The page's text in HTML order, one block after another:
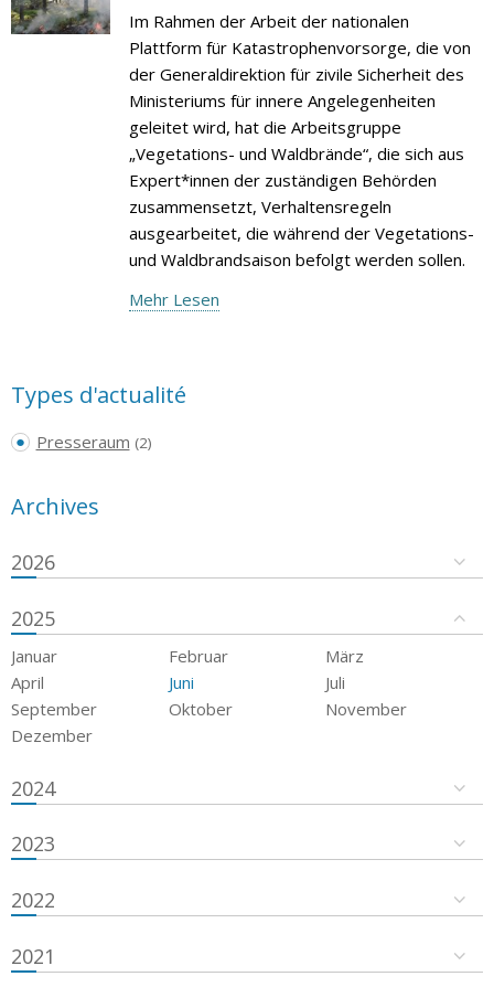
Im Rahmen der Arbeit der nationalen
Plattform für Katastrophenvorsorge, die von
der Generaldirektion für zivile Sicherheit des
Ministeriums für innere Angelegenheiten
geleitet wird, hat die Arbeitsgruppe
„Vegetations- und Waldbrände“, die sich aus
Expert*innen der zuständigen Behörden
zusammensetzt, Verhaltensregeln
ausgearbeitet, die während der Vegetations-
und Waldbrandsaison befolgt werden sollen.
Mehr Lesen
Types d'actualité
Presseraum (2)
Archives
2026
2025
Januar Februar
März
April
Juni
Juli
September
Oktober
November
Dezember
2024
2023
2022
2021